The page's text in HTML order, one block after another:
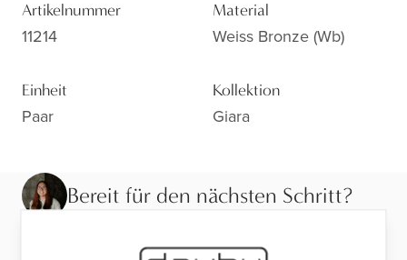
Artikelnummer
11214
Material
Weiss Bronze (wb)
Einheit
Paar
Kollektion
Giara
Bereit für den nächsten Schritt?
Sehen Sie sich die Ausführung aus der Nähe an,